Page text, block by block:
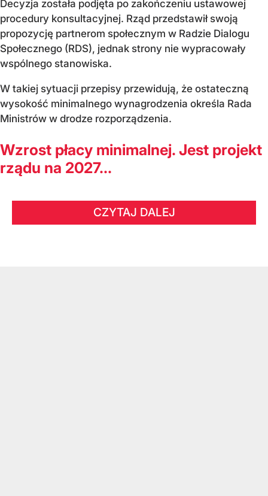
Decyzja została podjęta po zakończeniu ustawowej
procedury konsultacyjnej. Rząd przedstawił swoją
propozycję partnerom społecznym w Radzie Dialogu
Społecznego (RDS), jednak strony nie wypracowały
wspólnego stanowiska.
W takiej sytuacji przepisy przewidują, że ostateczną
wysokość minimalnego wynagrodzenia określa Rada
Ministrów w drodze rozporządzenia.
Wzrost płacy minimalnej. Jest projekt
rządu na 2027...
CZYTAJ DALEJ